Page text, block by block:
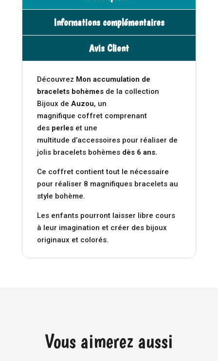
Informations complémentaires
Avis Client
Découvrez Mon accumulation de
bracelets bohèmesde la collection
Bijoux de Auzou, un
magnifique coffret comprenant
des perleset une
multitude d’accessoires pour réaliser de
jolis bracelets bohèmes dès 6 ans.
Ce coffret contient tout le nécessaire
pour réaliser 8 magnifiques bracelets au
style bohème.
Les enfants pourront laisser libre cours
à leur imagination et créer des bijoux
originaux et colorés.
Vous aimerez aussi